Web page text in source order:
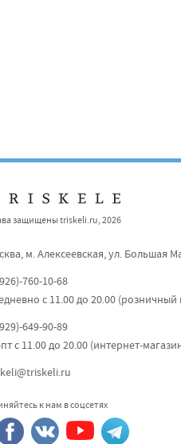
защищены triskeli.ru, 2026
м. Алексеевская, ул. Большая
760-10-68
с 11.00 до 20.00 (розничный
649-90-89
с 11.00 до 20.00 (интернет-
к нам в соцсетях